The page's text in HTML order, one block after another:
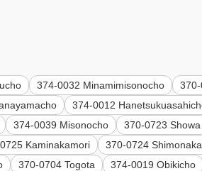
374-0032 Minamimisonocho
374-0012
374-0039 Misonocho 370-0723 Showa
Kaminakamori 370-0724
370-0704 Togota 374-0019 Obikicho